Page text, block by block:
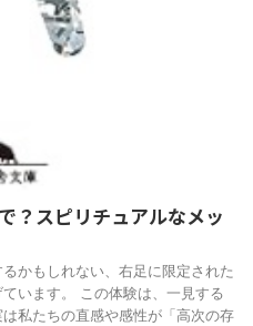
？スピリチュアルなメッ
かもしれない、右足に限定された
います。 この体験は、一見する
私たちの直感や感性が「高次の存